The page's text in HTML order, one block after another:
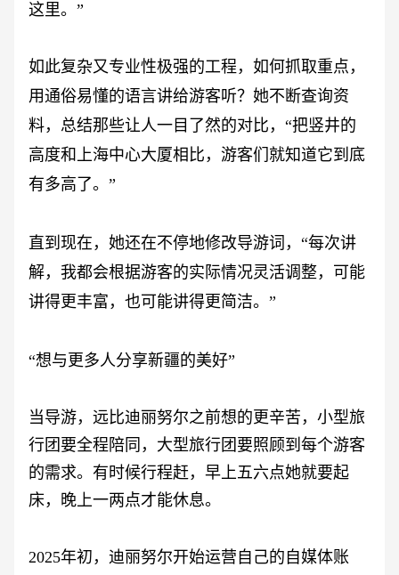
这里。”
如此复杂又专业性极强的工程，如何抓取重点，
用通俗易懂的语言讲给游客听？她不断查询资
料，总结那些让人一目了然的对比， “把竖井的
高度和上海中心大厦相比，游客们就知道它到底
有多高了。”
直到现在，她还在不停地修改导游词， “每次讲
解，我都会根据游客的实际情况灵活调整，可能
讲得更丰富，也可能讲得更简洁。”
“想与更多人分享新疆的美好”
当导游，远比迪丽努尔之前想的更辛苦，小型旅
行团要全程陪同，大型旅行团要照顾到每个游客
的需求。有时候行程赶，早上五六点她就要起
床，晚上一两点才能休息。
2025年初，迪丽努尔开始运营自己的自媒体账